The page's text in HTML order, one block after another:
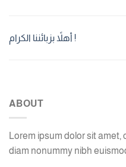
أهلاً بزبائننا الكرام !
ABOUT
Lorem ipsum dolor sit
diam nonummy nibh